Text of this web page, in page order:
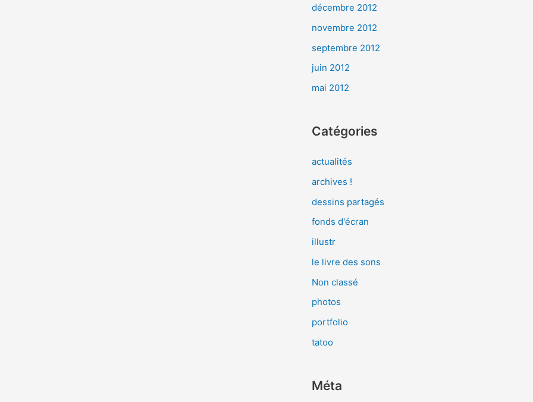
décembre 2012
novembre 2012
septembre 2012
juin 2012
mai 2012
Catégories
actualités
archives !
dessins partagés
fonds d'écran
illustr
le livre des sons
Non classé
photos
portfolio
tatoo
Méta